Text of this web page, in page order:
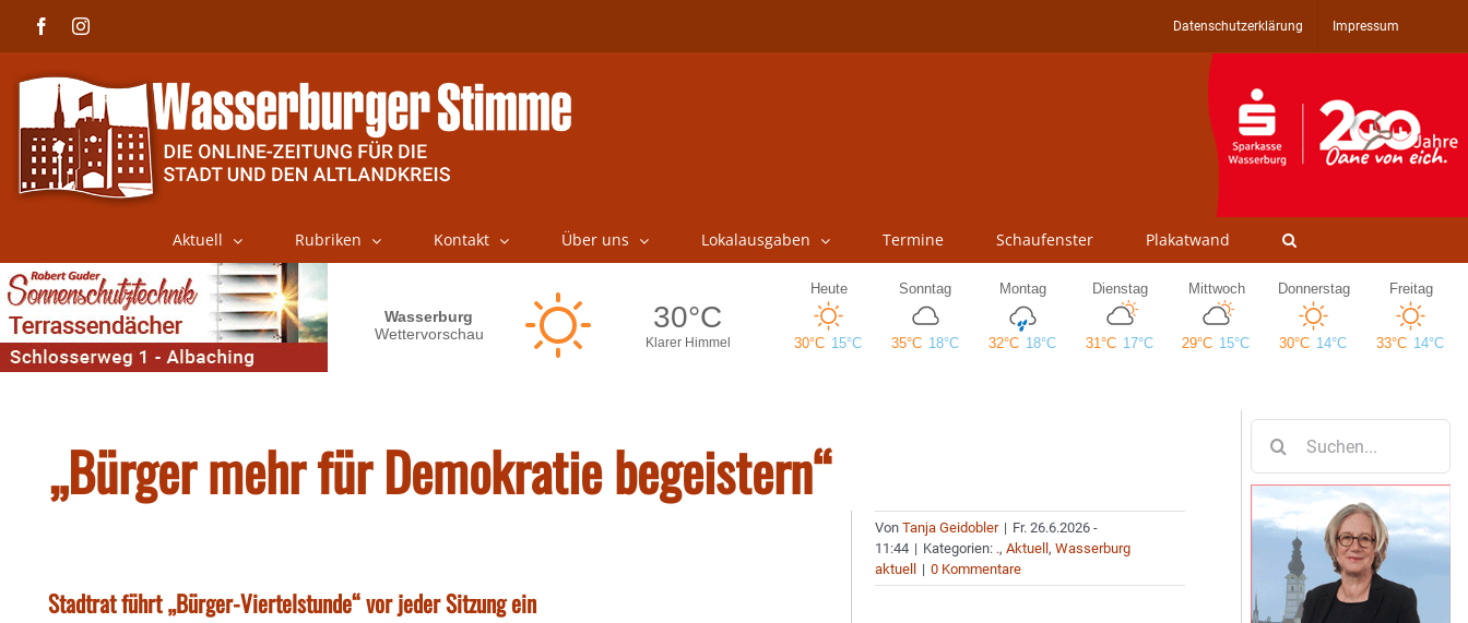
FacebookInstagram Datenschutzerklärung Impressum
Aktuell Rubriken Kontakt Über uns Lokalausgaben Termine Schaufenster Plakatwand
„Bürger mehr für Demokratie begeistern“
Stadtrat führt „Bürger-Viertelstunde“ vor jeder Sitzung ein
VonTanja Geidobler | Fr. 26.6.2026 -
11:44 | Kategorien: .,Aktuell,Wasserburg
aktuell
| 0 Kommentare
nach: